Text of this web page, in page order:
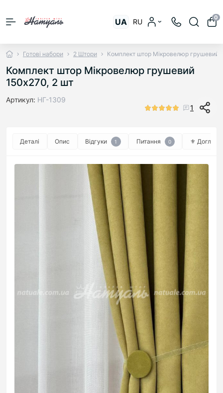
UA RU
0
Готові набори 2 Штори Комплект штор Мікровелюр грушевий
Комплект штор Мікровелюр грушевий
150х270, 2 шт
Артикул: НГ-1309
1
Деталі Опис Відгуки 1 Питання 0 ⚜︎ Догляд